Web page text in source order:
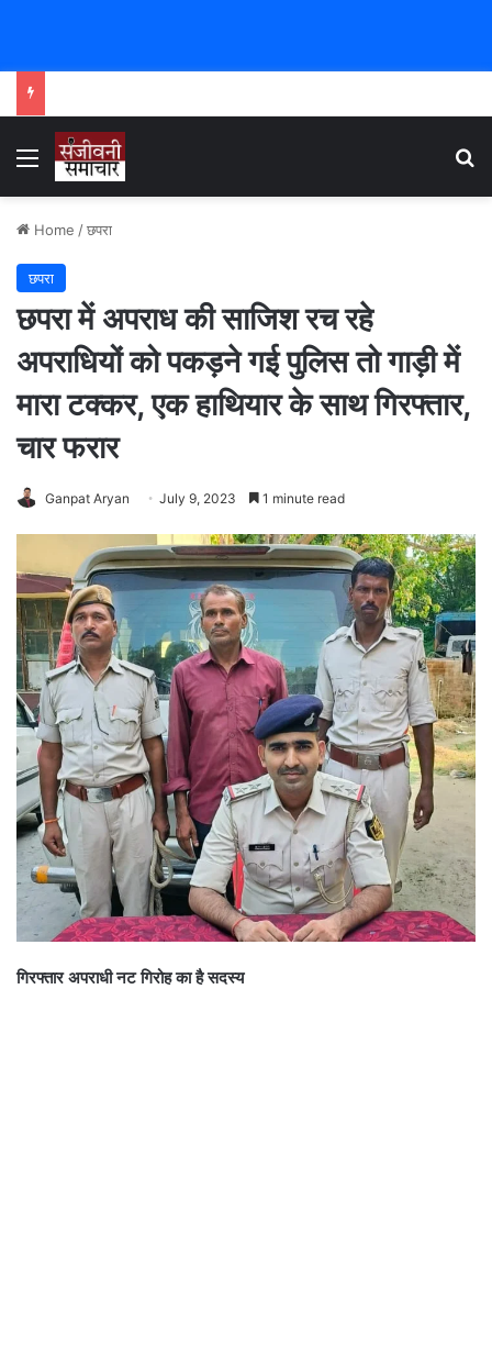
Menu
Home /छपरा
छपरा
छपरा में अपराध की साजिश रच रहे
अपराधियों को पकड़ने गई पुलिस तो गाड़ी में
मारा टक्कर, एक हाथियार के साथ गिरफ्तार,
चार फरार
Ganpat Aryan July 9, 2023 1 minute read
गिरफ्तार अपराधी नट गिरोह का है सदस्य